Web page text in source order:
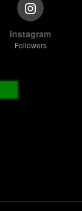
Instagram
Followers